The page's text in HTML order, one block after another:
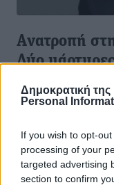
Δημοκρατική
Personal
If you wish to opt-
processing of your
targeted advertising
section to confirm
Aνατροπή
Δύο
Οι μαρτυρίες δύο
βρίσκονταν μαζί
δεδομένα και να ...
21.05.16, 15:30